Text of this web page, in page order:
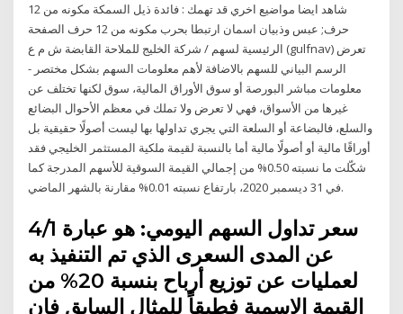
شاهد ايضا مواضيع اخري قد تهمك : فائدة ذيل السمكة مكونه من 12
حرف; عبس وذبيان اسمان ارتبطا بحرب مكونه من 12 حرف الصفحة
الرئيسية لسهم / شركة الخليج للملاحة القابضة ش م ع (gulfnav) تعرض
الرسم البياني للسهم بالاضافة لأهم معلومات السهم بشكل مختصر -
معلومات مباشر البورصة أو سوق الأوراق المالية، سوق لكنها تختلف عن
غيرها من الأسواق، فهي لا تعرض ولا تملك في معظم الأحوال البضائع
والسلع، فالبضاعة أو السلعة التي يجري تداولها بها ليست أصولًا حقيقية بل
أوراقًا مالية أو أصولًا مالية أما بالنسبة لقيمة ملكية المستثمر الخليجي فقد
شكّلت ما نسبته 0.50% من إجمالي القيمة السوقية للأسهم المدرجة كما
في 31 ديسمبر 2020، بارتفاع نسبته 0.01% مقارنة بالشهر الماضي.
4/1 سعر تداول السهم اليومي: هو عبارة
عن المدى السعرى الذي تم التنفيذ به
لعمليات عن توزيع أرباح بنسبة 20% من
القيمة الاسمية فطبقاً للمثال السابق فإن